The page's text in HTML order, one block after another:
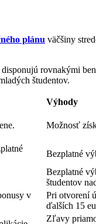
plánu väčšiny
rovnakými
študentov.
Výhody
Možnosť
Bezplatné
Bezplatné
študentov
v
Pri otvorení
ďalších 15
Zľavy